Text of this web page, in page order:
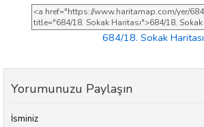
684/18. Sokak Haritası
Yorumunuzu Paylaşın
İsminiz